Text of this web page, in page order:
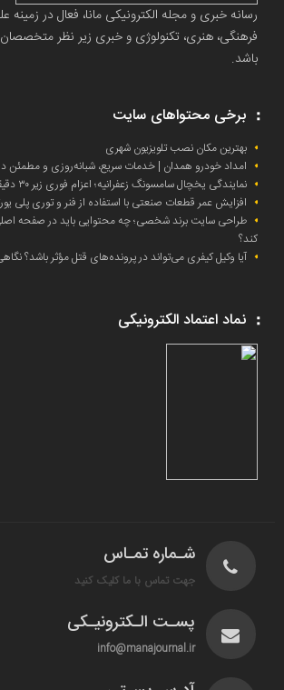
رسانه خبری و مجله الکترونیکی مانا، فعال در زمینه
فرهنگی، هنری، تکنولوژی و خبری زیر نظر
باشد.
برخی محتواهای سایت
بهترین مکان نصب تلویزیون شهری
امداد خودرو همدان | خدمات سریع، شبانه‌روزی و مطمئن
نمایندگی یخچال سامسونگ زعفرانیه؛ اعزام فوری زیر ۳۰ دقیقه
افزایش عمر قطعات صنعتی با استفاده از فنر و توری پلی
طراحی سایت برند شخصی؛ چه محتوایی باید در صفحه اصلی
کند؟
آیا وکیل کیفری می‌تواند در پرونده‌های قتل مؤثر باشد؟
نماد اعتماد الکترونیکی
شـماره تمـاس
جهت تماس با ما کلیک کنید
پسـت الـکترونیـکی
info@manajournal.ir